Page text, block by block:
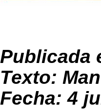
Publicada
Texto:
Fecha: 4